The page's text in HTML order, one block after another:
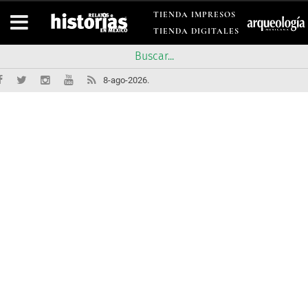
TIENDA IMPRESOS
TIENDA DIGITALES
8-ago-2026.